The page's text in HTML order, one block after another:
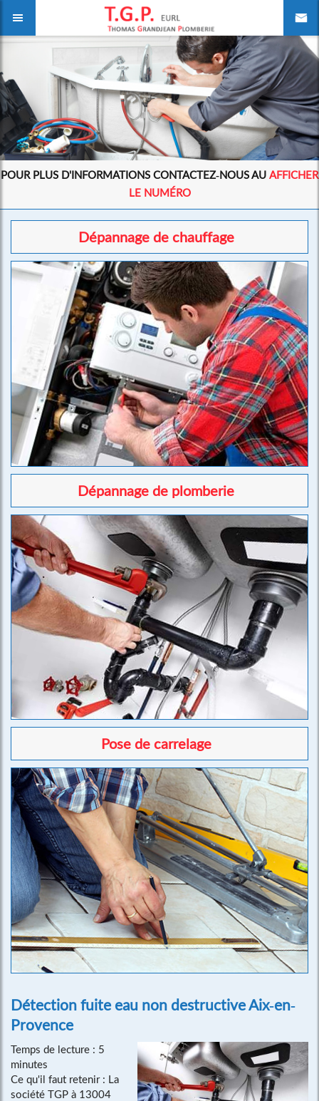
POUR PLUS D'INFORMATIONS CONTACTEZ-NOUS AU AFFICHER
LE NUMÉRO
Dépannage de chauffage
Dépannage de plomberie
Pose de carrelage
Détection fuite eau non destructive Aix-en-
Provence
Temps de lecture : 5
minutes
Ce qu'il faut retenir : La
société TGP à 13004